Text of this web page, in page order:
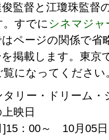
監督と江瓊珠監督
すでに シネマジャ
ページの関係で省
掲載します。東京
になってください
タリー・ドリーム
映日
]15：00～ 10月05